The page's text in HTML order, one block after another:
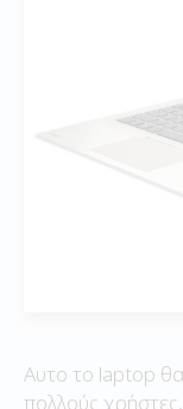
Αυτο το laptop θα
πολλούς